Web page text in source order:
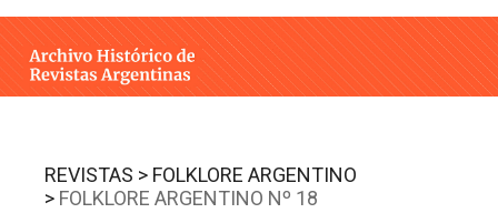
INTEGRANTES
CONTACTO
REVISTAS > FOLKLORE ARGENTINO
> FOLKLORE ARGENTINO Nº 18